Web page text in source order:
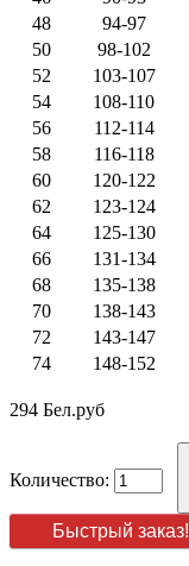
48
94-97
50
98-102
52
103-107
54
108-110
56
112-114
58
116-118
60
120-122
62
123-124
64
125-130
66
131-134
68
135-138
70
138-143
72
143-147
74
148-152
294 Бел.руб
Количество:
Быстрый заказ!